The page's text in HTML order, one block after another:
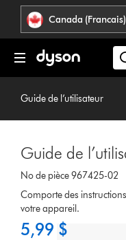
Veuillez
ou
appuyer
Déclaration
relative
à
l’accessibilité
Canada (Francais)
Guide de l’utilisateur
Guide de
No de pièce 967425-02
Comporte des
votre appareil.
5,99 $